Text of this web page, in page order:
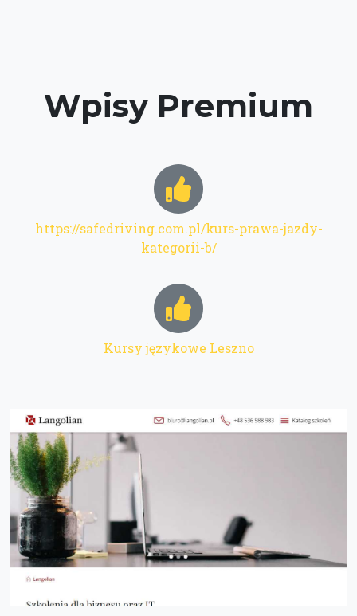
Wpisy Premium
https://safedriving.com.pl/kurs-prawa-jazdy-
kategorii-b/
Kursy językowe Leszno